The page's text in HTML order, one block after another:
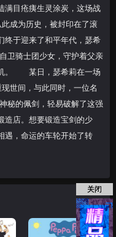
满目疮痍生灵涂炭，这场战
成为历史，被封印在了滚
终于迎来了和平年代，瑟希
卫骑士团少女，守护着父亲
机。 某日，瑟希莉在一场
世间，与此同时，一位名
秘的佩剑，轻易破解了这强
造店。想要锻造宝剑的少
遇，命运的车轮开始了转
关闭